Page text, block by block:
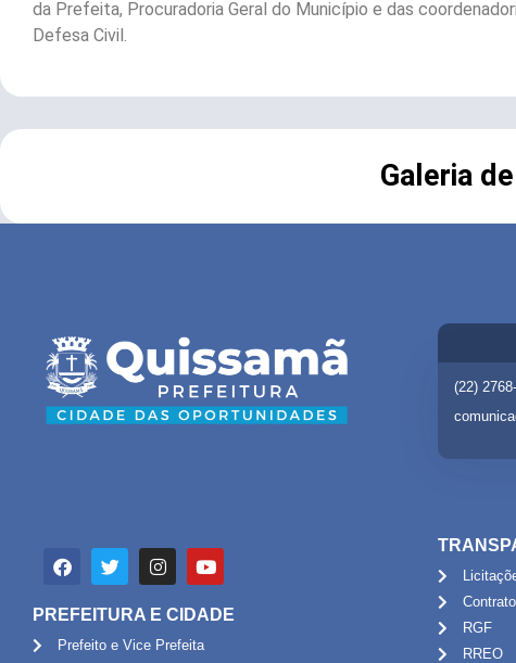
da Prefeita, Procuradoria Geral do Município e das
Defesa Civil.
Galeria
(22)
PREFEITURA E CIDADE
Prefeito e Vice Prefeita
RGF
RREO